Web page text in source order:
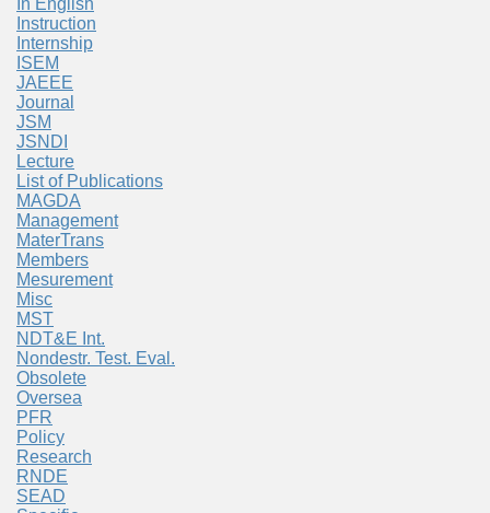
In English
Instruction
Internship
ISEM
JAEEE
Journal
JSM
JSNDI
Lecture
List of Publications
MAGDA
Management
MaterTrans
Members
Mesurement
Misc
MST
NDT&E Int.
Nondestr. Test. Eval.
Obsolete
Oversea
PFR
Policy
Research
RNDE
SEAD